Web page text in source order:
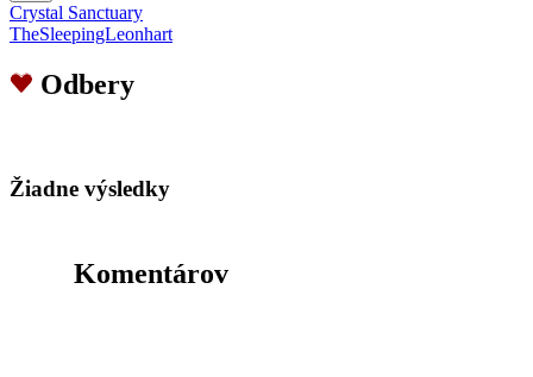
Crystal Sanctuary
TheSleepingLeonhart
Odbery
Žiadne výsledky
Komentárov